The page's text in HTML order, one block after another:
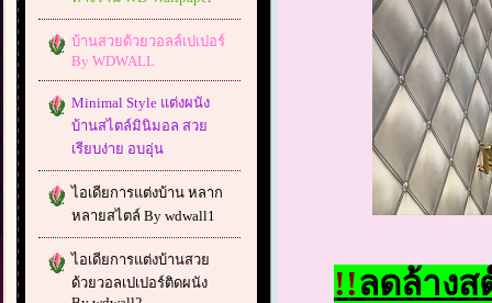
บ้านสวยด้วยวอลล์เปเปอร์
By WDWALL
Minimal Style แต่งผนัง
บ้านสไตล์มินิมอล สวย
เรียบง่าย อบอุ่น
ไอเดียการแต่งบ้าน หลาก
หลายสไตล์ By wdwall1
ไอเดียการแต่งบ้านสวย
ด้วยวอลเปเปอร์ติดผนัง
!!ลดล้าง